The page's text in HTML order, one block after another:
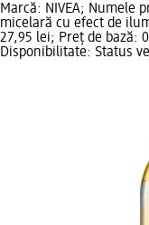
Marcă: NIVEA; Numele
micelară cu efect de
27,95 lei; Preț de bază:
Disponibilitate: Status